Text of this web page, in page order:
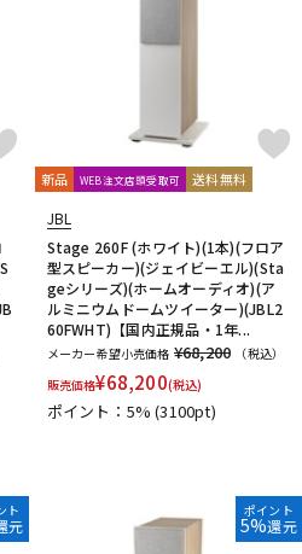
新品 WEB注文店頭受取可 送料無料
JBL
Stage 260F (ホワイト)(1本)(フロア
型スピーカー)(ジェイビーエル)(Sta
geシリーズ)(ホームオーディオ)(ア
ルミニウムドームツイーター)(JBL2
60FWHT)【国内正規品・1年...
メーカー希望小売価格 ¥68,200
（税込）
販売価格¥68,200(税込)
ポイント：5%(3100pt)
ト
元
ポイント
5%還元